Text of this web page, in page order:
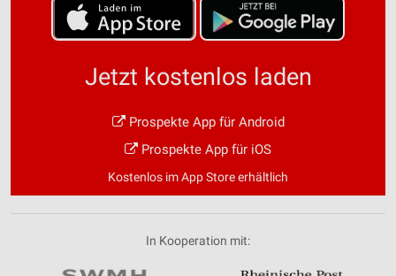
Jetzt kostenlos laden
Prospekte App für Android
Prospekte App für iOS
Kostenlos im App Store erhältlich
In Kooperation mit: